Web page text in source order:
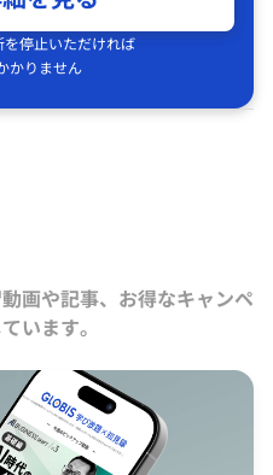
停止いただければ
かりません
画や記事、お得なキャンペ
います。